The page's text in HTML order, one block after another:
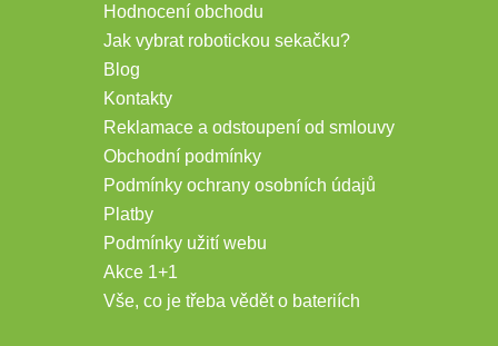
Hodnocení obchodu
Jak vybrat robotickou sekačku?
Blog
Kontakty
Reklamace a odstoupení od smlouvy
Obchodní podmínky
Podmínky ochrany osobních údajů
Platby
Podmínky užití webu
Akce 1+1
Vše, co je třeba vědět o bateriích